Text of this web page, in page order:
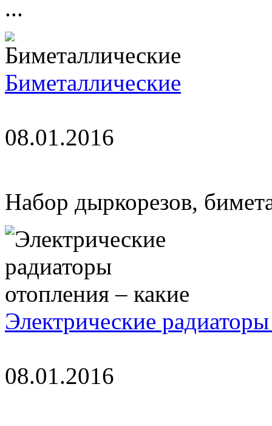
...
Биметаллические
08.01.2016
Набор дыркорезов,
Электрические
08.01.2016